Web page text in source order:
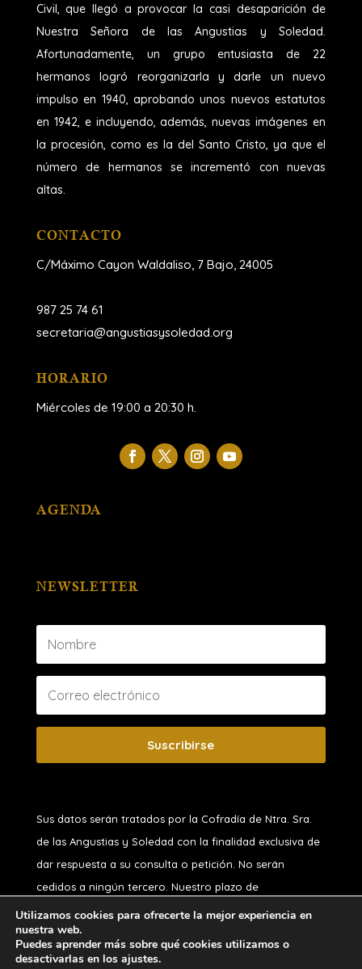
Civil, que llegó a provocar la casi desaparición de
Nuestra Señora de las Angustias y Soledad.
Afortunadamente, un grupo entusiasta de 22
hermanos logró reorganizarla y darle un nuevo
impulso en 1940, aprobando unos nuevos estatutos
en 1942, e incluyendo, además, nuevas imágenes en
la procesión, como es la del Santo Cristo, ya que el
número de hermanos se incrementó con nuevas
altas.
CONTACTO
C/Máximo Cayon Waldaliso, 7 Bajo, 24005
987 25 74 61
secretaria@angustiasysoledad.org
HORARIO
Miércoles de 19:00 a 20:30 h.
AGENDA
NEWSLETTER
Suscribirse
Sus datos serán tratados por la Cofradía de Ntra. Sra.
de las Angustias y Soledad con la finalidad exclusiva de
dar respuesta a su consulta o petición. No serán
cedidos a ningún tercero. Nuestro plazo de
conservación, si usted no es hermano, es de 1 año.
Puede ejercitar sus derechos de acceso, rectificación,
oposición, supresión, portabilidad o limitación y a no ser
Utilizamos cookies para ofrecerte la mejor experiencia en
nuestra web.
Puedes aprender más sobre qué cookies utilizamos o
desactivarlas en los ajustes.